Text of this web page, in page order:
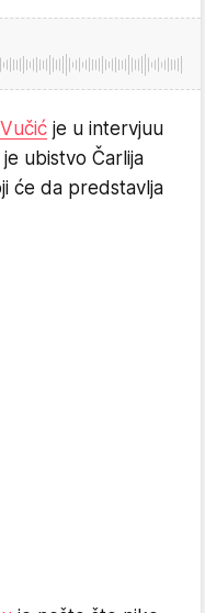
je u intervjuu
ubistvo Čarlija
će da predstavlja